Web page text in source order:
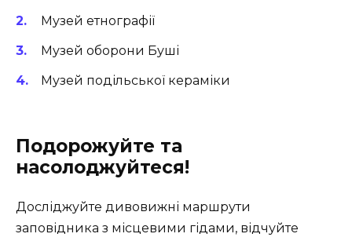
Музей етнографії
Музей оборони Буші
Музей подільської кераміки
Подорожуйте та
насолоджуйтеся!
Досліджуйте дивовижні маршрути
заповідника з місцевими гідами, відчуйте